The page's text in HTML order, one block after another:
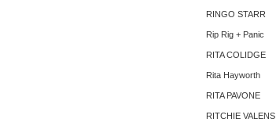
RINGO STARR
Rip Rig + Panic
RITA COLIDGE
Rita Hayworth
RITA PAVONE
RITCHIE VALENS